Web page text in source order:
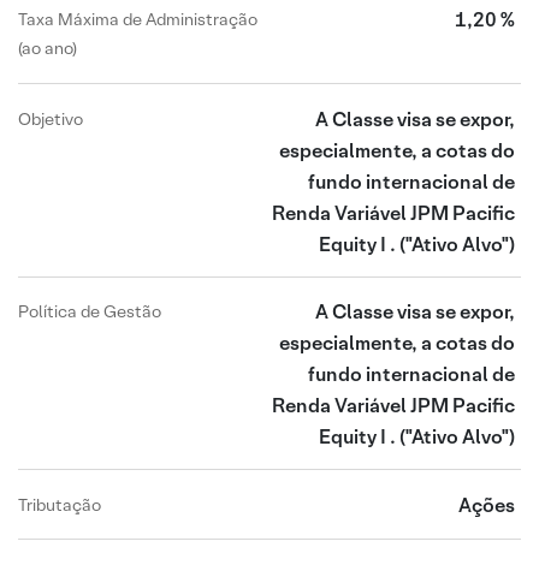
Taxa Máxima de Administração
(ao ano)
1,20 %
Objetivo
A Classe visa se expor,
especialmente, a cotas do
fundo internacional de
Renda Variável JPM Pacific
Equity I . ("Ativo Alvo")
Política de Gestão
A Classe visa se expor,
especialmente, a cotas do
fundo internacional de
Renda Variável JPM Pacific
Equity I . ("Ativo Alvo")
Tributação Ações